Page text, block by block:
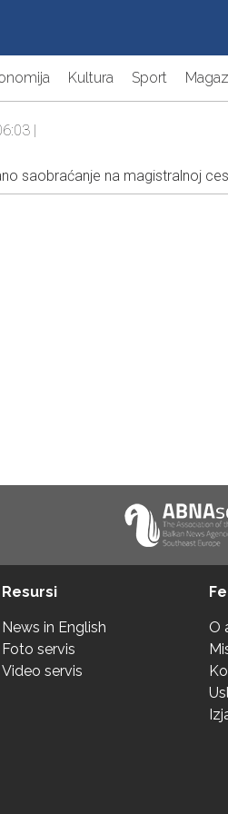
Kultura Sport
|
saobraćanje na magistralnoj
Resursi
News in English
Foto servis
Video servis
O